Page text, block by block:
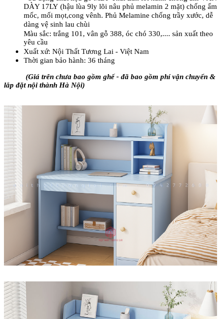
DÀY 17LY (hậu lùa 9ly lõi nâu phủ melamin 2 mặt) chống ẩm
mốc, mối mọt,cong vênh. Phủ Melamine chống trầy xước, dễ
dàng vệ sinh lau chùi
Màu sắc: trắng 101, vân gỗ 388, óc chó 330,.... sản xuất theo
yêu cầu
Xuất xứ: Nội Thất Tương Lai - Việt Nam
Thời gian bảo hành: 36 tháng
(Giá trên chưa bao gồm ghế - đã bao gồm phí vận chuyển &
lắp đặt nội thành Hà Nội)